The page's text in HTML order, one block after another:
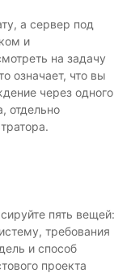
а сервер под
и
на задачу
означает, что вы
через одного
отдельно
пять вещей:
требования
и способ
проекта